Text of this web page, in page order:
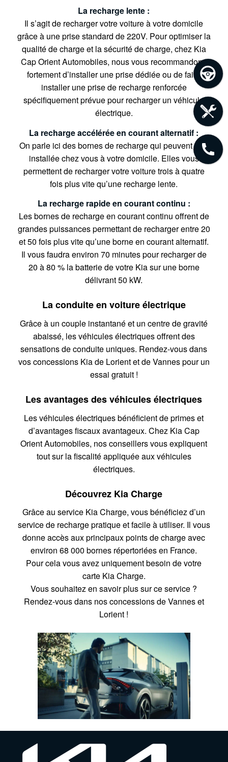
La recharge lente :
Il s’agit de recharger votre voiture à votre domicile
grâce à une prise standard de 220V. Pour optimiser la
qualité de charge et la sécurité de charge, chez Kia
Cap Orient Automobiles, nous vous recommandons
fortement d’installer une prise dédiée ou de faire
installer une prise de recharge renforcée
spécifiquement prévue pour recharger un véhicule
électrique.
La recharge accélérée en courant alternatif :
On parle ici des bornes de recharge qui peuvent être
installée chez vous à votre domicile. Elles vous
permettent de recharger votre voiture trois à quatre
fois plus vite qu’une recharge lente.
La recharge rapide en courant continu :
Les bornes de recharge en courant continu offrent de
grandes puissances permettant de recharger entre 20
et 50 fois plus vite qu’une borne en courant alternatif.
Il vous faudra environ 70 minutes pour recharger de
20 à 80 % la batterie de votre Kia sur une borne
délivrant 50 kW.
La conduite en voiture électrique
Grâce à un couple instantané et un centre de gravité
abaissé, les véhicules électriques offrent des
sensations de conduite uniques. Rendez-vous dans
vos concessions Kia de Lorient et de Vannes pour un
essai gratuit !
Les avantages des véhicules électriques
Les véhicules électriques bénéficient de primes et
d’avantages fiscaux avantageux. Chez Kia Cap
Orient Automobiles, nos conseillers vous expliquent
tout sur la fiscalité appliquée aux véhicules
électriques.
Découvrez Kia Charge
Grâce au service Kia Charge, vous bénéficiez d’un
service de recharge pratique et facile à utiliser. Il vous
donne accès aux principaux points de charge avec
environ 68 000 bornes répertoriées en France.
Pour cela vous avez uniquement besoin de votre
carte Kia Charge.
Vous souhaitez en savoir plus sur ce service ?
Rendez-vous dans nos concessions de Vannes et
Lorient !